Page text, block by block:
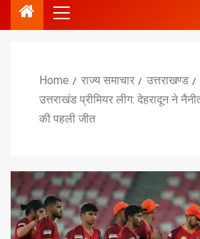
Home राज्य समाचार
उत्तराखण्ड
उत्तराखंड प्रीमियर लीग: देहरादून ने
की पहली जीत